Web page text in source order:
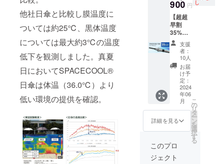
他社日傘と比較し膜温度に
ついては約25℃、黒体温度
については最大約3℃の温度
低下を観測しました。真夏
日においてSPACECOOL®
日傘は体温（36.0℃）より
低い環境の提供を確認。
の商品
は万が
一破損
した時
でも全
て修理
に対応
してお
りま
す。 修
理の際
の商品
の発送
費用は
ご負担
をお願
す。 ※
状況、
上の都
合等に
より出
荷時期
が遅れ
る場合
があり
ます。
に対応
してお
りま
す。 修
理の際
の商品
の発送
費用は
ご負担
をお願
いいた
しま
す。 ※
ご注文
使用部
材の供
況、製
造工程
ズご愛
用者の
方には
おなじ
みの
「カ
テール
ピッコ
ロ」と
同じサ
イズと
なりま
す。 ※
こちら
は万が
一破損
でも全
て修理
に対応
47cm(F
RP製)8
本／畳
んだ長
さ 約62
ｃｍ ハ
ンドル
ABS樹
脂
バイヤ
ス部：
ポリエ
ステル
100％
ラー：
白×グ
ホワイ
トロー
ズご愛
い。
［一般
販売予
定価格
55,000
円の
38%OF
F］ 生
産国：
日本 形
態：手
開き長
傘 重
さ：約
370ｇ／
シル
約383／
白×ブ
白×ピン
プ）」
のペア
でのご
購入。
「SPAC
ECOOL
日傘
（コン
パクト
タイ
プ）」
をペア
でご購
入いた
だけま
す。 お
選びく
ださ
い。
900 円 し
【超超
早割
35%OF
F】
39,900
円（税
込、送
料込）
「SPAC
ECOOL
日傘
（ビッ
グタイ
プ）」
熱を宇
宙に逃
がす日
傘
「SPAC
支援
者：
10人
お届
け予
定：
2024
年06
月
詳細を見る
こ
の
リ
タ
ー
ン
を
選
択
す
る
このプロ
ジェクト